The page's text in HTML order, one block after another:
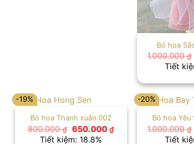
Bó hoa
1.000.000₫
Tiết
-19%
Bó hoa Thanh xuân 002
800.000₫ Giá
gốc
650.000₫Giá
Tiết kiệm: 18.8%
-20%
Bó hoa
1.000.000₫
Tiết